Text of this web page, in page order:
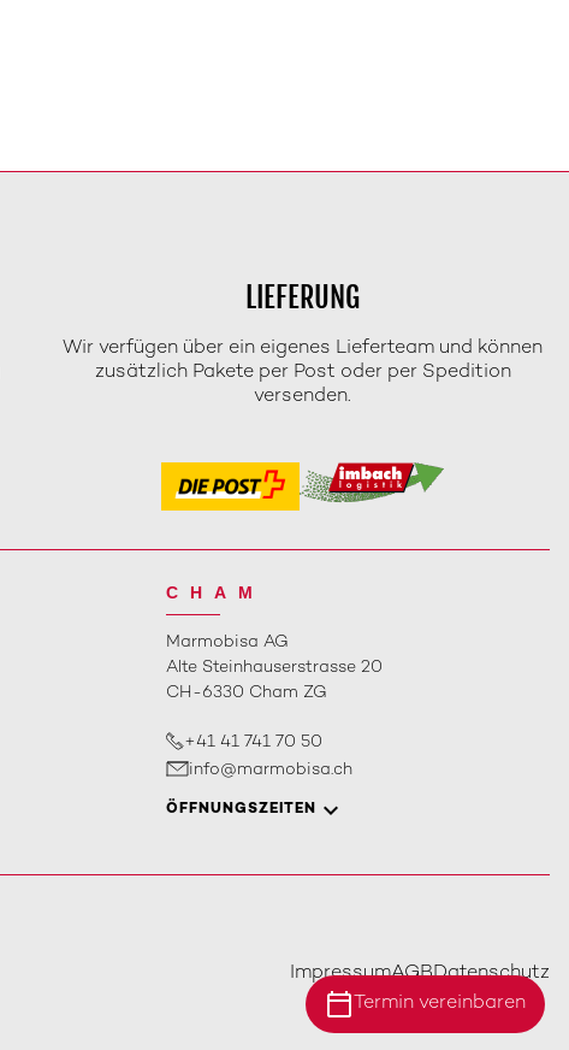
LIEFERUNG
Wir verfügen über ein eigenes Lieferteam und können
zusätzlich Pakete per Post oder per Spedition
versenden.
calendar_today Termin vereinbaren
CHAM
Marmobisa AG
Alte Steinhauserstrasse 20
CH-6330 Cham ZG
+41 41 741 70 50
info@marmobisa.ch
ÖFFNUNGSZEITEN
ImpressumAGBDatenschutz